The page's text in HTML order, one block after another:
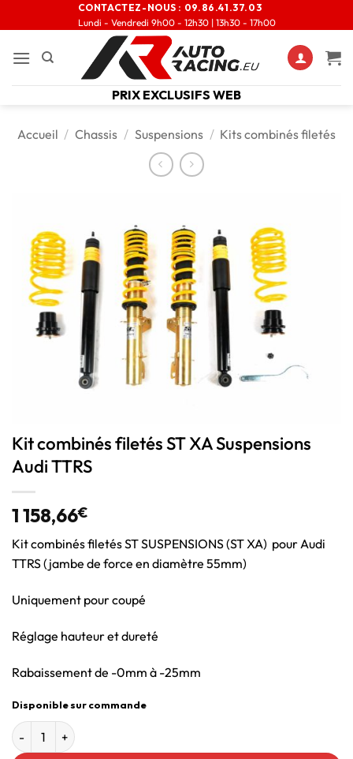
CONTACTEZ-NOUS : 09.86.41.37.03
Lundi - Vendredi 9h00 - 12h30 | 13h30 - 17h00
PRIX EXCLUSIFS WEB
Accueil / Chassis / Suspensions / Kits combinés filetés
Kit combinés filetés ST XA Suspensions
Audi TTRS
1 158,66€
Kit combinés filetés ST SUSPENSIONS (ST XA) pour Audi
TTRS (jambe de force en diamètre 55mm)
Uniquement pour coupé
Réglage hauteur et dureté
Rabaissement de -0mm à -25mm
Disponible sur commande